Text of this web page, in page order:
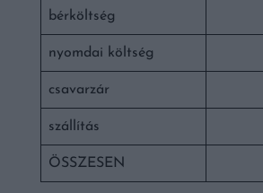
bérköltség
nyomdai költség
csavarzár
szállítás
ÖSSZESEN